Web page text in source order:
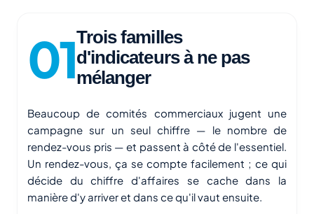
Trois familles
d'indicateurs à ne pas
mélanger
Beaucoup de comités commerciaux jugent une
campagne sur un seul chiffre — le nombre de
rendez-vous pris — et passent à côté de l'essentiel.
Un rendez-vous, ça se compte facilement ; ce qui
décide du chiffre d'affaires se cache dans la
manière d'y arriver et dans ce qu'il vaut ensuite.